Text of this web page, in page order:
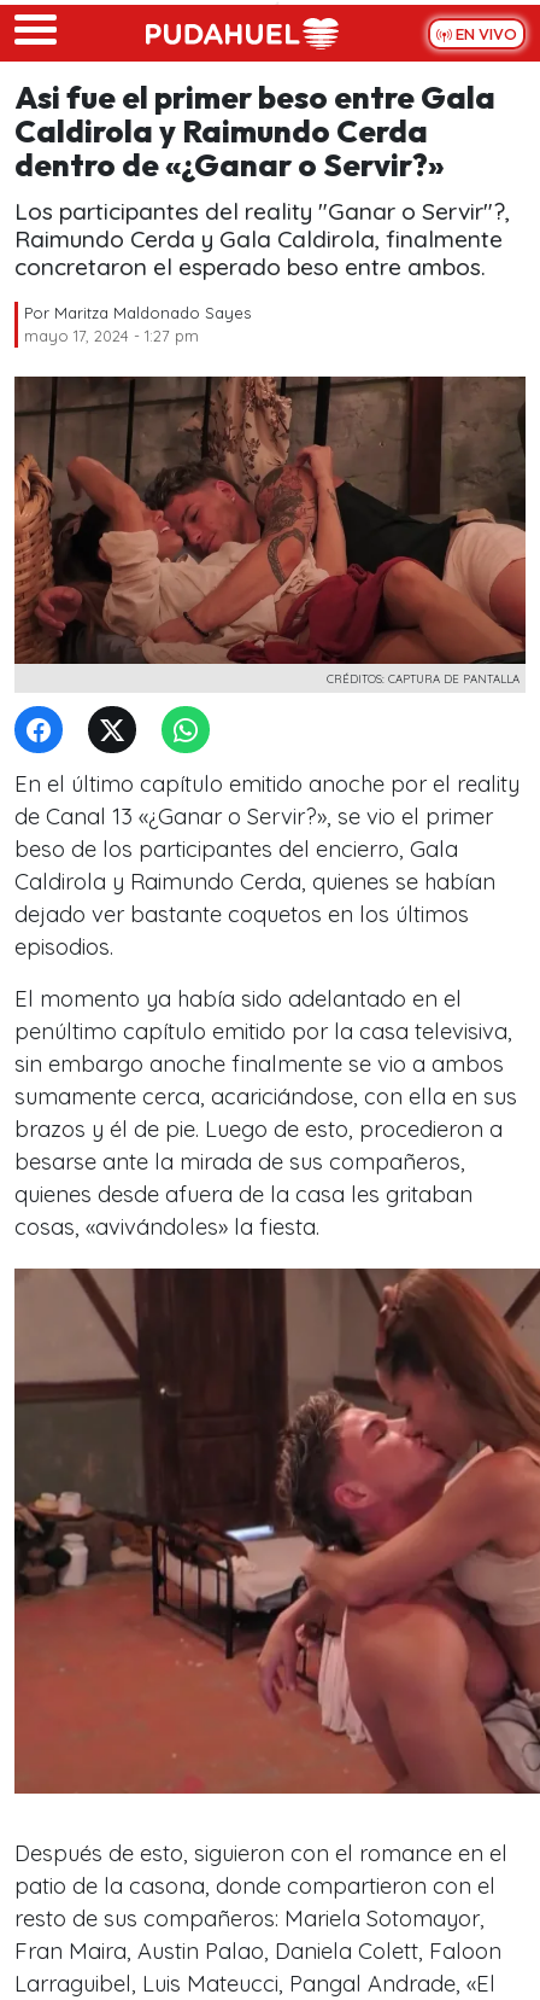
Skip to main content
EN VIVO
Asi fue el primer beso entre Gala
Caldirola y Raimundo Cerda
dentro de «¿Ganar o Servir?»
Los participantes del reality "Ganar o Servir"?,
Raimundo Cerda y Gala Caldirola, finalmente
concretaron el esperado beso entre ambos.
Por Maritza Maldonado Sayes
mayo 17, 2024 - 1:27 pm
CRÉDITOS: CAPTURA DE PANTALLA
En el último capítulo emitido anoche por el reality
de Canal 13 «¿Ganar o Servir?», se vio el primer
beso de los participantes del encierro, Gala
Caldirola y Raimundo Cerda, quienes se habían
dejado ver bastante coquetos en los últimos
episodios.
El momento ya había sido adelantado en el
penúltimo capítulo emitido por la casa televisiva,
sin embargo anoche finalmente se vio a ambos
sumamente cerca, acariciándose, con ella en sus
brazos y él de pie. Luego de esto, procedieron a
besarse ante la mirada de sus compañeros,
quienes desde afuera de la casa les gritaban
cosas, «avivándoles» la fiesta.
Después de esto, siguieron con el romance en el
patio de la casona, donde compartieron con el
resto de sus compañeros: Mariela Sotomayor,
Fran Maira, Austin Palao, Daniela Colett, Faloon
Larraguibel, Luis Mateucci, Pangal Andrade, «El